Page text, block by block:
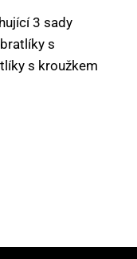
3 sady
s
s kroužkem